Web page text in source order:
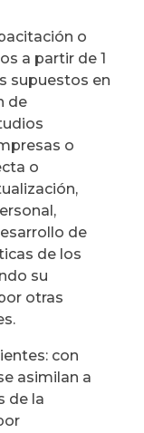
o
a partir de 1
supuestos en
de
o
o
de
de los
su
otras
con
asimilan a
de la